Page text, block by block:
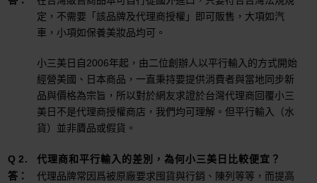
定，不需要「該品牌及代理商授權」即可販售，大項如汽
車，小項如保養美妝品均可。
小三美日自2006年起，由二位創辦人以平行輸入的方式開始
經營美國、日本商品，一直秉持要提供消費者與當地同步新
品與價格為宗旨，所以對於網友求證於台灣代理商回覆小三
美日不是代理商授權商店，我們均可理解。但平行輸入（水
貨）並非贗品或假貨。
代理商和平行輸入的差別，為何小三美日比較便宜？
代理品牌常因爲被原廠要求囤貨與行銷、陳列等等，而提高